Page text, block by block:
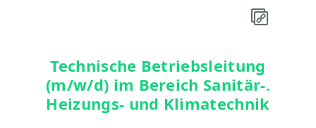
Technische Betriebsleitung
(m/w/d) im Bereich Sanitär-.
Heizungs- und Klimatechnik